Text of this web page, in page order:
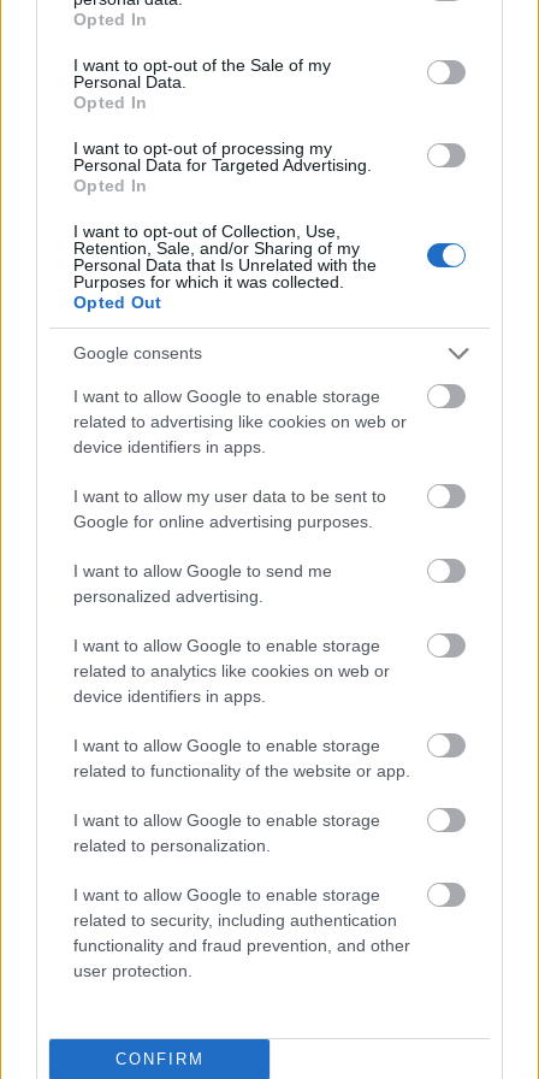
grant or deny consent to Google and its third-party tags to
use your data for below specified purposes in below Google
consent section.
Opted In
I want to opt-out of the Sale of my
Personal Data.
Opted In
I want to opt-out of processing my
Personal Data for Targeted Advertising.
Opted In
I want to opt-out of Collection, Use,
Retention, Sale, and/or Sharing of my
Personal Data that Is Unrelated with the
Purposes for which it was collected.
Opted Out
Google consents
I want to allow Google to enable storage
related to advertising like cookies on web or
device identifiers in apps.
I want to allow my user data to be sent to
Google for online advertising purposes.
I want to allow Google to send me
personalized advertising.
I want to allow Google to enable storage
related to analytics like cookies on web or
device identifiers in apps.
I want to allow Google to enable storage
related to functionality of the website or app.
I want to allow Google to enable storage
related to personalization.
I want to allow Google to enable storage
related to security, including authentication
functionality and fraud prevention, and other
user protection.
CONFIRM
automatikusan tudjuk, melyik állattal van dolgunk.
És bizonyez a folyamat nagyon hasonlít ahhoz,
ahogyan a gépi tanulás működik a mesterséges
előre megírt szabályok alapján igyekeznek
megérteni a világot, hanem hatalmas mennyiségű
mondhatjuk azt, hogy az emberi agy bizonyos
szempontból egy természetes mintafelismerő
rendszerként működik. Csak mi ezt nem
algoritmusnak hívjuk, hanem tanulásnak és
tapasztalásnak.
Egy AI mind felett?
Mindig úgy utalunk ezekre az eszközökre, hogy az AI,
átfogó fogalom, nem csupán egyetlen mesterséges
intelligencia létezik, hanemrengeteg különböző
A generatív AI például olyan, mint egy kreatív
amikor elakadsz, és segít kibontani a
gondolatmeneteidet, amiket bevittél a rendszerbe.
Ez különösen hasznos szabadúszóknak, ahol sokszor
egyszerre kell stratégának, kreatív munkatársnak és
kivitelezőnek is lenni. IIyen például a ChatGPT,
Claude és a Gemini, melyeket a leggyakrabban a
szövegírás kapcsán említjük meg. De ugyanúgy a
generatív AI kategóriába sorolhatók a vizuális
tartalomgyártó eszközök is, mint a Midjourney, a
DALL-E vagy az Adobe Firefly. Videós és multimédiás
területen pedig olyan opciók váltak népszerűvé, mint
a Runway vagy a Pika, amelyek szövegből képesek
videós tartalmakat generálni.
amik kifejezetten üzleti és tartalomgyártási célokra
lettek optimalizálva, mint a Jasper AI, a Copy.ai vagy